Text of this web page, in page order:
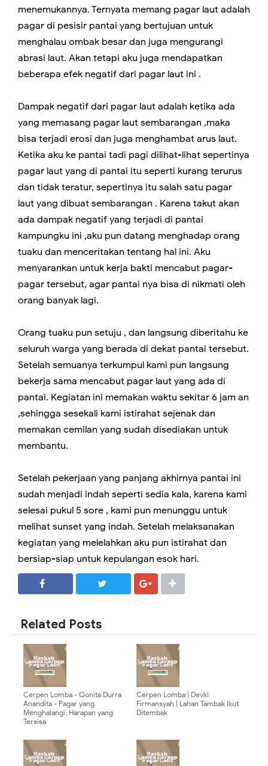
menemukannya. Ternyata memang pagar laut adalah
pagar di pesisir pantai yang bertujuan untuk
menghalau ombak besar dan juga mengurangi
abrasi laut. Akan tetapi aku juga mendapatkan
beberapa efek negatif dari pagar laut ini .
Dampak negatif dari pagar laut adalah ketika ada
yang memasang pagar laut sembarangan ,maka
bisa terjadi erosi dan juga menghambat arus laut.
Ketika aku ke pantai tadi pagi dilihat-lihat sepertinya
pagar laut yang di pantai itu seperti kurang terurus
dan tidak teratur, sepertinya itu salah satu pagar
laut yang dibuat sembarangan . Karena takut akan
ada dampak negatif yang terjadi di pantai
kampungku ini ,aku pun datang menghadap orang
tuaku dan menceritakan tentang hal ini. Aku
menyarankan untuk kerja bakti mencabut pagar-
pagar tersebut, agar pantai nya bisa di nikmati oleh
orang banyak lagi.
Orang tuaku pun setuju , dan langsung diberitahu ke
seluruh warga yang berada di dekat pantai tersebut.
Setelah semuanya terkumpul kami pun langsung
bekerja sama mencabut pagar laut yang ada di
pantai. Kegiatan ini memakan waktu sekitar 6 jam an
,sehingga sesekali kami istirahat sejenak dan
memakan cemilan yang sudah disediakan untuk
membantu.
Setelah pekerjaan yang panjang akhirnya pantai ini
sudah menjadi indah seperti sedia kala, karena kami
selesai pukul 5 sore , kami pun menunggu untuk
melihat sunset yang indah. Setelah melaksanakan
kegiatan yang melelahkan aku pun istirahat dan
bersiap-siap untuk kepulangan esok hari.
Related Posts
Cerpen Lomba - Qonita Durra
Anandita - Pagar yang
Menghalangi, Harapan yang
Tersisa
Cerpen Lomba | Devki
Firmansyah | Lahan Tambak Ikut
Ditembak